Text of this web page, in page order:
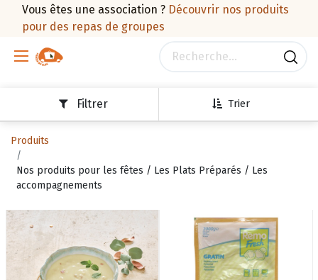
Vous êtes une association ? Découvrir nos produits
pour des repas de groupes
Trier
Filtrer
Produits
Nos produits pour les fêtes / Les Plats Préparés / Les
accompagnements